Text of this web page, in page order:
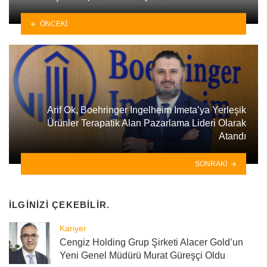
ÖNCEKI
Arif Ok, Boehringer Ingelheim Imeta’ya Yerleşik
Ürünler Terapatik Alan Pazarlama Lideri Olarak
Atandı
SONRAKI
İLGINIZI ÇEKEBILIR.
Kariyer
Cengiz Holding Grup Şirketi Alacer Gold’un
Yeni Genel Müdürü Murat Güreşçi Oldu